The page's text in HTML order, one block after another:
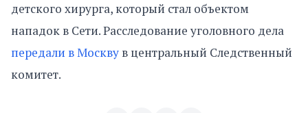
детского хирурга, который стал объектом
нападок в Сети. Расследование уголовного дела
передали в Москву в центральный Следственный
комитет.